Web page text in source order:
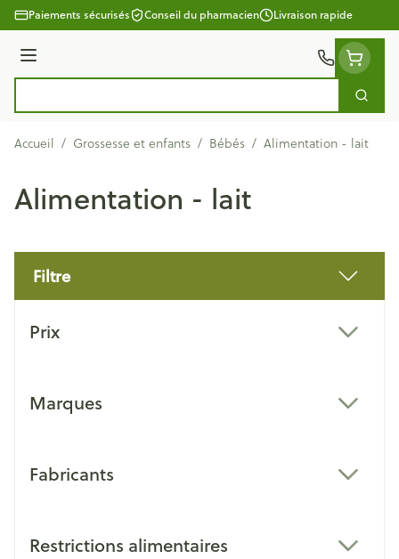
Aller au contenu
Paiements sécurisés Conseil du pharmacien Livraison rapide
Menu
Accueil / Grossesse et enfants / Bébés / Alimentation - lait
Alimentation - lait
Filtre
Prix
Marques
Fabricants
Restrictions alimentaires